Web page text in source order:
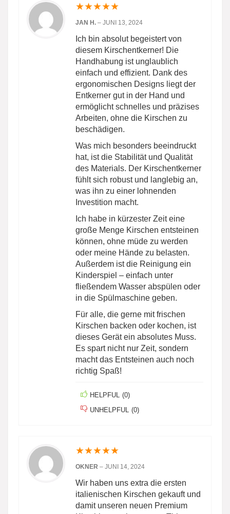
★★★★★
JAN H. – JUNI 13, 2024
Ich bin absolut begeistert von
diesem Kirschentkerner! Die
Handhabung ist unglaublich
einfach und effizient. Dank des
ergonomischen Designs liegt der
Entkerner gut in der Hand und
ermöglicht schnelles und präzises
Arbeiten, ohne die Kirschen zu
beschädigen.
Was mich besonders beeindruckt
hat, ist die Stabilität und Qualität
des Materials. Der Kirschentkerner
fühlt sich robust und langlebig an,
was ihn zu einer lohnenden
Investition macht.
Ich habe in kürzester Zeit eine
große Menge Kirschen entsteinen
können, ohne müde zu werden
oder meine Hände zu belasten.
Außerdem ist die Reinigung ein
Kinderspiel – einfach unter
fließendem Wasser abspülen oder
in die Spülmaschine geben.
Für alle, die gerne mit frischen
Kirschen backen oder kochen, ist
dieses Gerät ein absolutes Muss.
Es spart nicht nur Zeit, sondern
macht das Entsteinen auch noch
richtig Spaß!
HELPFUL (0)
UNHELPFUL (0)
★★★★★
OKNER – JUNI 14, 2024
Wir haben uns extra die ersten
italienischen Kirschen gekauft und
damit unseren neuen Premium